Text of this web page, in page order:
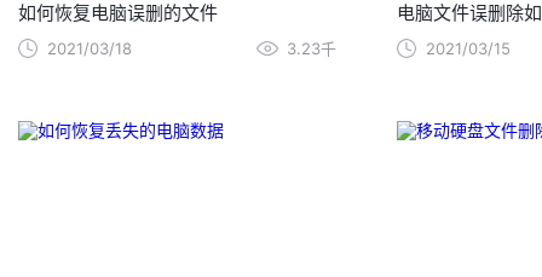
如何恢复电脑误删的文件
2021/03/18 3.23千
电脑文件误删除
2021/03/15